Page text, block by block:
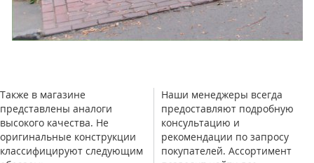
Также в магазине
представлены аналоги
высокого качества. Не
оригинальные конструкции
классифицируют следующим
Наши менеджеры всегда
предоставляют подробную
консультацию и
рекомендации по запросу
покупателей. Ассортимент